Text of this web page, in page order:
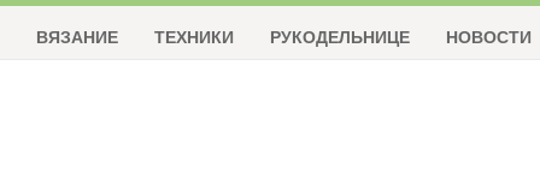
ВЯЗАНИЕ ТЕХНИКИ РУКОДЕЛЬНИЦЕ НОВОСТИ